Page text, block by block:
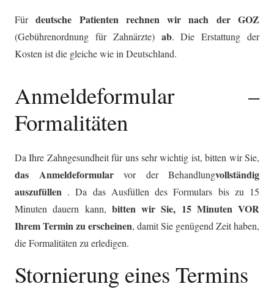
Fürdeutsche Patienten rechnen wir nach der GOZ
(Gebührenordnung für Zahnärzte) ab. Die Erstattung der
Kosten ist die gleiche wie in Deutschland.
Anmeldeformular –
Formalitäten
Da Ihre Zahngesundheit für uns sehr wichtig ist, bitten wir Sie,
das Anmeldeformularvor der Behandlungvollständig
auszufüllen . Da das Ausfüllen des Formulars bis zu 15
Minuten dauern kann, bitten wir Sie, 15 Minuten VOR
Ihrem Termin zu erscheinen, damit Sie genügend Zeit haben,
die Formalitäten zu erledigen.
Stornierung eines Termins